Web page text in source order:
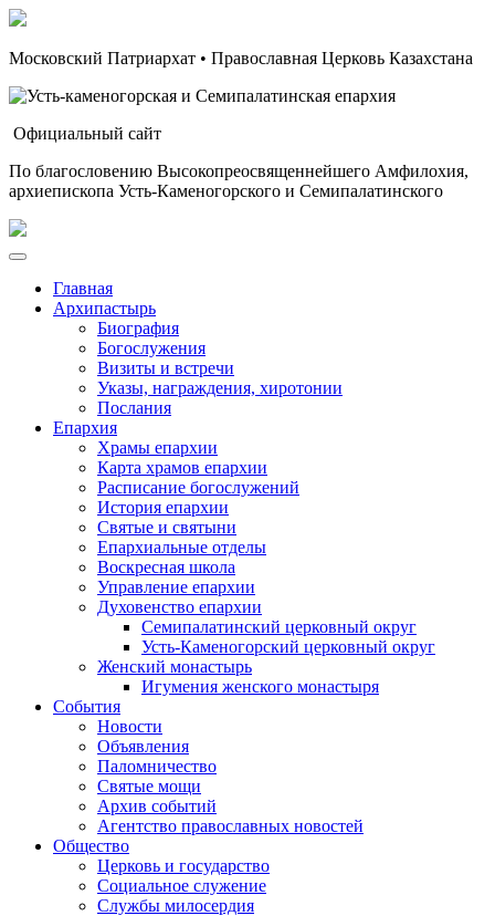
Московский Патриархат • Православная Церковь Казахстана
Официальный сайт
По благословению Высокопреосвященнейшего Амфилохия,
архиепископа Усть-Каменогорского и Семипалатинского
Главная
Архипастырь
Биография
Богослужения
Визиты и встречи
Указы, награждения, хиротонии
Послания
Епархия
Храмы епархии
Карта храмов епархии
Расписание богослужений
История епархии
Святые и святыни
Епархиальные отделы
Воскресная школа
Управление епархии
Духовенство епархии
Семипалатинский церковный округ
Усть-Каменогорский церковный округ
Женский монастырь
Игумения женского монастыря
События
Новости
Объявления
Паломничество
Святые мощи
Архив событий
Агентство православных новостей
Общество
Церковь и государство
Социальное служение
Службы милосердия